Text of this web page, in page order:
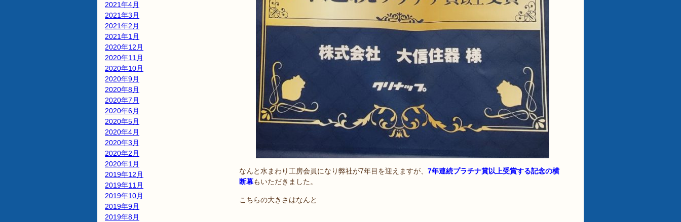
なんと水まわり工房会員になり弊社が7年目を迎えますが、 7年連続プラチナ賞以上受賞する記念の横
断幕もいただきました。
こちらの大きさはなんと
2021年4月
2021年3月
2021年2月
2021年1月
2020年12月
2020年11月
2020年10月
2020年9月
2020年8月
2020年7月
2020年6月
2020年5月
2020年4月
2020年3月
2020年2月
2020年1月
2019年12月
2019年11月
2019年10月
2019年9月
2019年8月